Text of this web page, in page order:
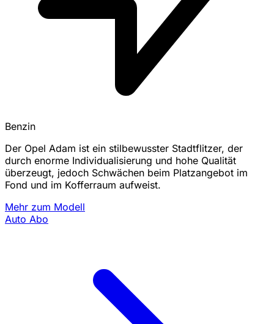
Benzin
Der Opel Adam ist ein stilbewusster Stadtflitzer, der
durch enorme Individualisierung und hohe Qualität
überzeugt, jedoch Schwächen beim Platzangebot im
Fond und im Kofferraum aufweist.
Mehr zum Modell
Auto Abo